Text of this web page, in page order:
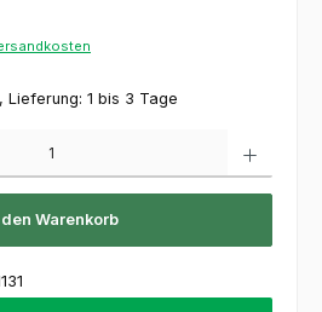
Lieferung: 1 bis 3 Tage
den Warenkorb